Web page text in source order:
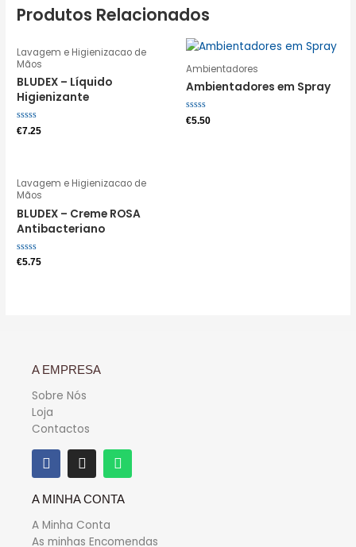
Produtos Relacionados
Lavagem e Higienizacao de
Mãos
BLUDEX – Líquido
Higienizante
Avaliação
0
€7.25
Ambientadores
Ambientadores em Spray
Avaliação
0
€5.50
Lavagem e Higienizacao de
Mãos
BLUDEX – Creme ROSA
Antibacteriano
Avaliação
€5.75
A EMPRESA
Sobre Nós
Loja
Contactos
A MINHA CONTA
A Minha Conta
As minhas Encomendas